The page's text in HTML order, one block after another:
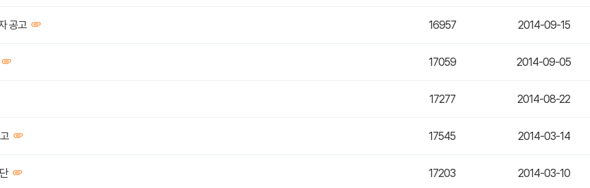
공고 16957 2014-09-15
17059 2014-09-05
17277 2014-08-22
17545 2014-03-14
17203 2014-03-10